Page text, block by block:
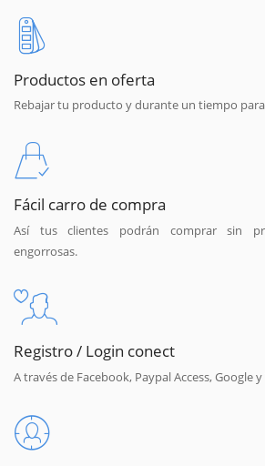
Productos en oferta
Rebajar tu producto y durante un tiempo
Fácil carro de compra
Así tus clientes podrán comprar sin
engorrosas.
Registro / Login conect
A través de Facebook, Paypal Access, Google